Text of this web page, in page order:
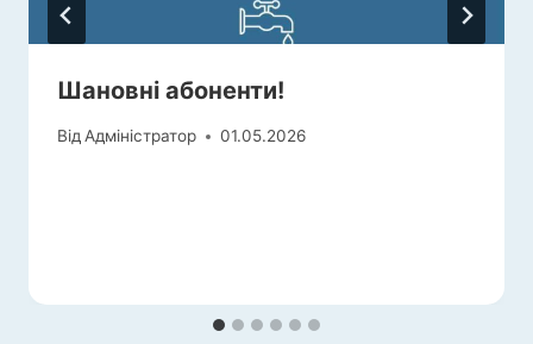
Шановні абоненти!
ВідАдміністратор 01.05.2026